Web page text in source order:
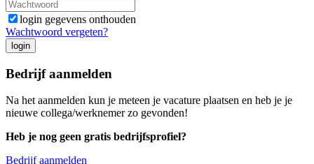
login gegevens onthouden
Wachtwoord vergeten?
login
Bedrijf aanmelden
Na het aanmelden kun je meteen je vacature plaatsen en heb je je
nieuwe collega/werknemer zo gevonden!
Heb je nog geen gratis bedrijfsprofiel?
Bedrijf aanmelden